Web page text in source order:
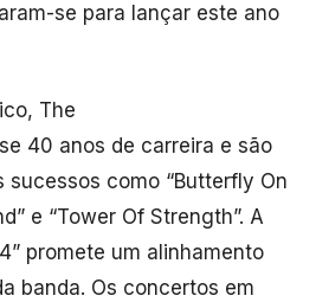
se para lançar este ano
The
40 anos de carreira e são
sucessos como “Butterfly On
e “Tower Of Strength”. A
promete um alinhamento
banda. Os concertos em